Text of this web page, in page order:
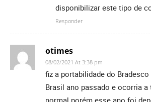
disponibilizar este tipo de
Responder
otimes
08/02/2021 At 3:38 pm
fiz a portabilidade do
Brasil ano passado e ocorria a
normal porém esse ano foi